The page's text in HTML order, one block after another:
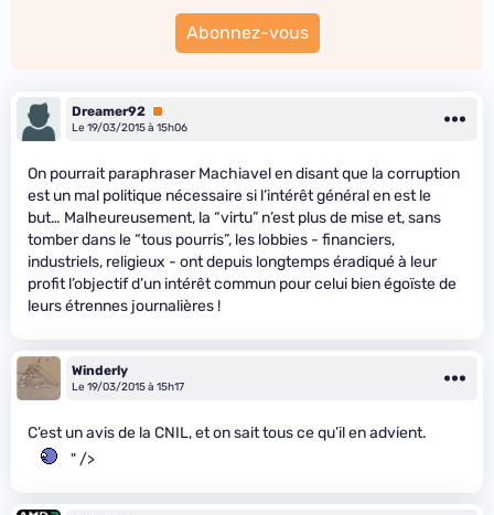
Abonnez-vous
Dreamer92 Premium
Le 19/03/2015 à 15h06
On pourrait paraphraser Machiavel en disant que la corruption
est un mal politique nécessaire si l’intérêt général en est le
but… Malheureusement, la “virtu” n’est plus de mise et, sans
tomber dans le “tous pourris”, les lobbies - financiers,
industriels, religieux - ont depuis longtemps éradiqué à leur
profit l’objectif d’un intérêt commun pour celui bien égoïste de
leurs étrennes journalières !
Winderly
Le 19/03/2015 à 15h17
C’est un avis de la CNIL, et on sait tous ce qu’il en advient.
" />